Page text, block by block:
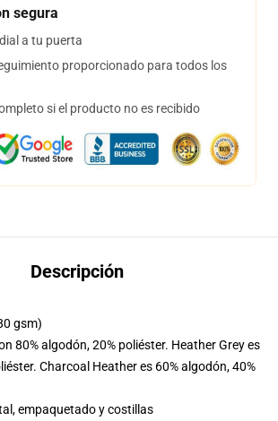
segura
a tu puerta
proporcionado para todos los
si el producto no es recibido
Descripción
gsm)
80% algodón, 20% poliéster. Heather Grey es
Charcoal Heather es 60% algodón, 40%
empaquetado y costillas